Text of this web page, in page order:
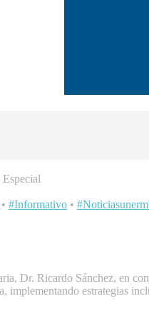
• #Informativo •
Dr. Ricardo Sánchez, en
implementando estrategias